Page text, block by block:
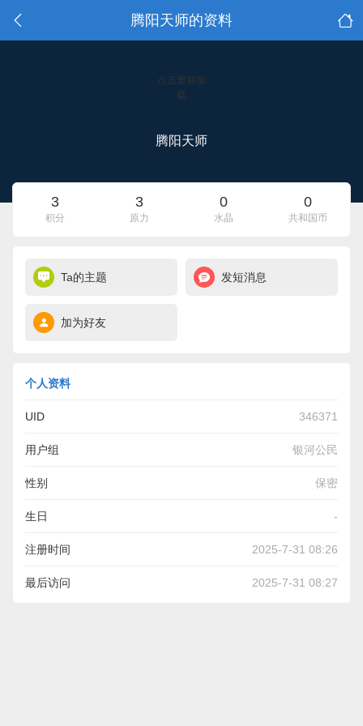
腾阳天师的资料
点击重新加
载
腾阳天师
3
积分
3
原力
0
水晶
0
共和国币
Ta的主题 发短消息
加为好友
个人资料
UID 346371
用户组 银河公民
性别 保密
生日 -
注册时间 2025-7-31 08:26
最后访问 2025-7-31 08:27